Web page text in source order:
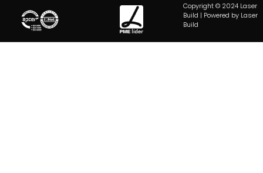
Copyright © 2024 Laser
Build | Powered by Laser
Build